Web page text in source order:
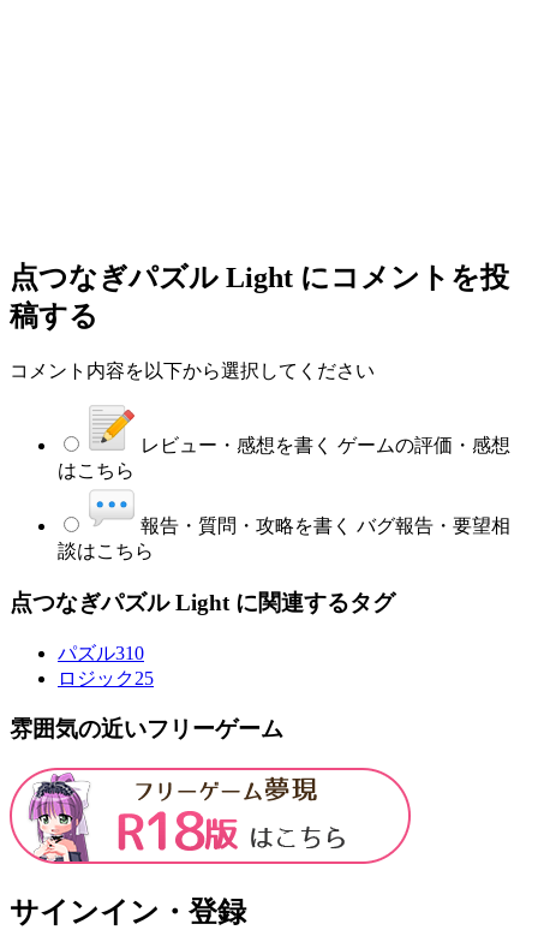
点つなぎパズル Light にコメントを投
稿する
コメント内容を以下から選択してください
レビュー・感想を書く ゲームの評価・感想
はこちら
報告・質問・攻略を書く バグ報告・要望相
談はこちら
点つなぎパズル Light に関連するタグ
パズル310
ロジック25
雰囲気の近いフリーゲーム
サインイン・登録